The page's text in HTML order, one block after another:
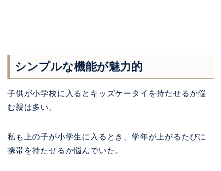
シンプルな機能が魅力的
子供が小学校に入るとキッズケータイを持たせるか悩
む親は多い。
私も上の子が小学生に入るとき、学年が上がるたびに
携帯を持たせるか悩んでいた。